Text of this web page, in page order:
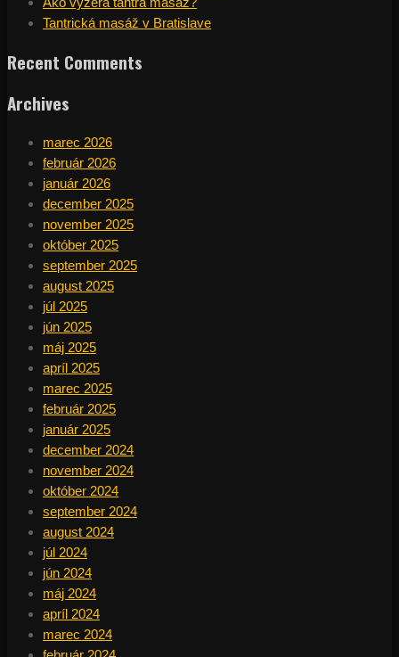
Tantrická masáž v Bratislave
Recent Comments
Archives
marec 2026
február 2026
január 2026
december 2025
november 2025
október 2025
september 2025
august 2025
júl 2025
jún 2025
máj 2025
apríl 2025
marec 2025
február 2025
január 2025
december 2024
november 2024
október 2024
september 2024
august 2024
júl 2024
jún 2024
máj 2024
apríl 2024
marec 2024